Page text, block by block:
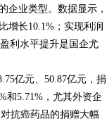
企业类型。数据显示，
增长10.1%；实现利润
利水平提升是国企尤
亿元、50.87亿元，捐
和5.71%，尤其外资企
抗癌药品的捐赠大幅